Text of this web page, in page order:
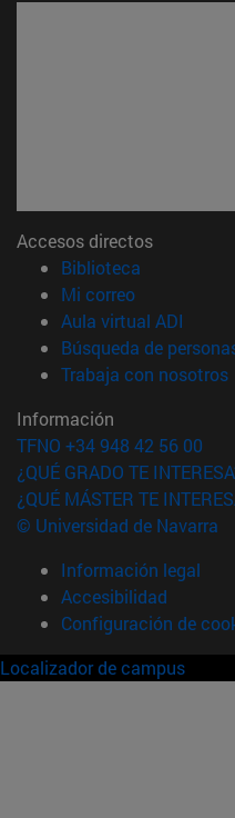
Accesos directos
Biblioteca
Mi correo(abre en
Aula virtual ADI
Búsqueda de
Trabaja con nosotros
Información
TFNO +34 948 42 56 00
¿QUÉ GRADO TE
¿QUÉ MÁSTER TE
© Universidad de Navarra
Información legal
Accesibilidad
Configuración de
Localizador de campus